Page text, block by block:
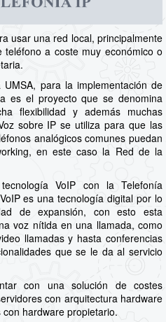
usar una red local, principalmente
a coste muy económico o
para la implementación de
es el proyecto que se denomina
flexibilidad y además muchas
sobre IP se utiliza para que las
analógicos comunes puedan
en este caso la Red de la
VoIP con la Telefonía
es una tecnología digital por lo
de expansión, con esto esta
voz nítida en una llamada, como
llamadas y hasta conferencias
que se le da al servicio
con una solución de costes
con arquitectura hardware
hardware propietario.